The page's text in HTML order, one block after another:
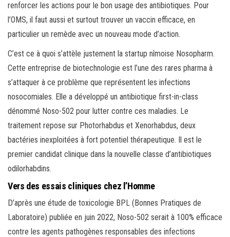
renforcer les actions pour le bon usage des antibiotiques. Pour
l’OMS, il faut aussi et surtout trouver un vaccin efficace, en
particulier un remède avec un nouveau mode d’action.
C’est ce à quoi s’attèle justement la startup nîmoise Nosopharm.
Cette entreprise de biotechnologie est l’une des rares pharma à
s’attaquer à ce problème que représentent les infections
nosocomiales. Elle a développé un antibiotique first-in-class
dénommé Noso-502 pour lutter contre ces maladies. Le
traitement repose sur Photorhabdus et Xenorhabdus, deux
bactéries inexploitées à fort potentiel thérapeutique. Il est le
premier candidat clinique dans la nouvelle classe d’antibiotiques
odilorhabdins.
Vers des essais cliniques chez l’Homme
D’après une étude de toxicologie BPL (Bonnes Pratiques de
Laboratoire) publiée en juin 2022, Noso-502 serait à 100% efficace
contre les agents pathogènes responsables des infections